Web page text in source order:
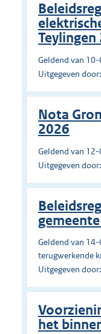
Teylingen
Geldend van
Uitgegeven
Nota
2026
Geldend van
Uitgegeven
Geldend van
terugwerkende
Uitgegeven
het